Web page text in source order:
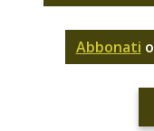
Abbonati o